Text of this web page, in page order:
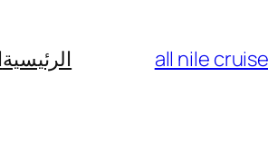
الرئيسية